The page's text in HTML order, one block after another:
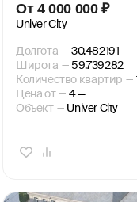
От 4 000 000 ₽
​Univer City
Долгота — 30.482191
Широта — 59.739282
Количество квартир —
Цена от — 4 —
Объект — ​Univer City